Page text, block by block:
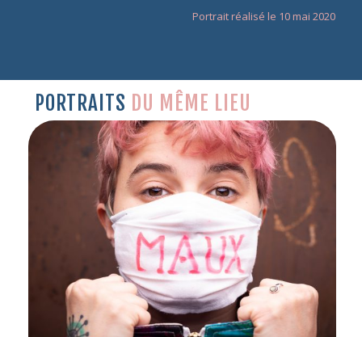
Portrait réalisé le 10 mai 2020
PORTRAITS DU MÊME LIEU